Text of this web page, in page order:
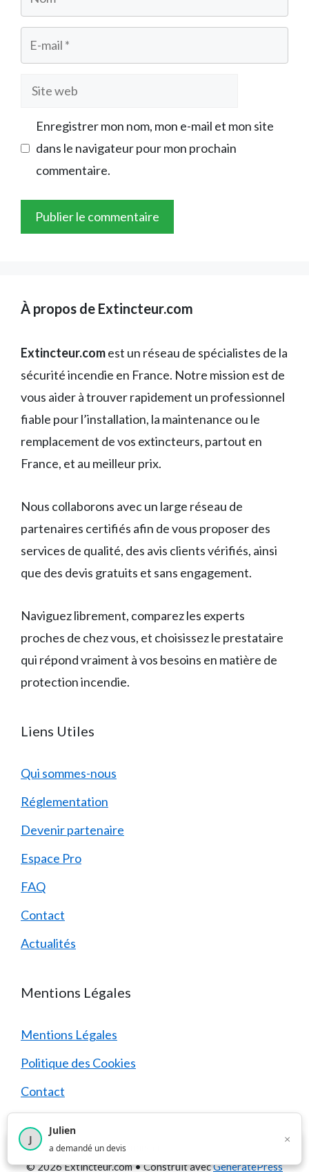
E-
mail
Site
Enregistrer mon nom, mon e-mail et mon site
dans le navigateur pour mon prochain
commentaire.
À propos de Extincteur.com
Extincteur.comest un réseau de spécialistes de la
sécurité incendie en France. Notre mission est de
vous aider à trouver rapidement un professionnel
fiable pour l’installation, la maintenance ou le
remplacement de vos extincteurs, partout en
France, et au meilleur prix.
Nous collaborons avec un large réseau de
partenaires certifiés afin de vous proposer des
services de qualité, des avis clients vérifiés, ainsi
que des devis gratuits et sans engagement.
Naviguez librement, comparez les experts
proches de chez vous, et choisissez le prestataire
qui répond vraiment à vos besoins en matière de
protection incendie.
Liens Utiles
Qui sommes-nous
Réglementation
Devenir partenaire
Espace Pro
FAQ
Contact
Actualités
Mentions Légales
Mentions Légales
Politique des Cookies
Contact
© 2026 Extincteur.com• Construit avecGeneratePress
1 374 utilisateurs ce mois-ci
J
Julien
a demandé un devis
×